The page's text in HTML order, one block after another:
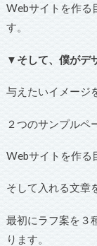
Webサイトを作る
す。
▼そして、僕がデ
与えたいイメージ
２つのサンプルペ
Webサイトを作る
そして入れる文章
最初にラフ案を３
ります。